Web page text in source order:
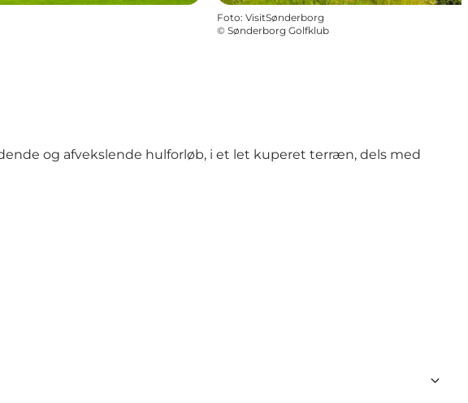
Foto: VisitSønderborg
© Sønderborg Golfklub
og afvekslende hulforløb, i et let kuperet terræn, dels med